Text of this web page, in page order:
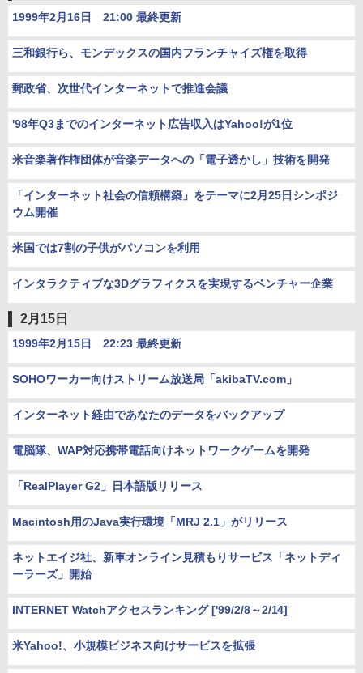
1999年2月16日 21:00 最終更新
三和銀行ら、モンデックスの国内フランチャイズ権を取得
郵政省、次世代インターネットで推進会議
'98年Q3までのインターネット広告収入はYahoo!が1位
米音楽著作権団体が音楽データへの「電子透かし」技術を開発
「インターネット社会の信頼構築」をテーマに2月25日シンポジ
ウム開催
米国では7割の子供がパソコンを利用
インタラクティブな3Dグラフィクスを実現するベンチャー企業
2月15日
1999年2月15日 22:23 最終更新
SOHOワーカー向けストリーム放送局「akibaTV.com」
インターネット経由であなたのデータをバックアップ
電脳隊、WAP対応携帯電話向けネットワークゲームを開発
「RealPlayer G2」日本語版リリース
Macintosh用のJava実行環境「MRJ 2.1」がリリース
ネットエイジ社、新車オンライン見積もりサービス「ネットディ
ーラーズ」開始
INTERNET Watchアクセスランキング ['99/2/8～2/14]
米Yahoo!、小規模ビジネス向けサービスを拡張